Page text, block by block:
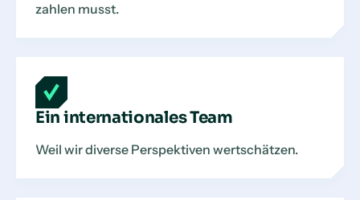
zahlen musst.
Ein internationales Team
Weil wir diverse Perspektiven wertschätzen.